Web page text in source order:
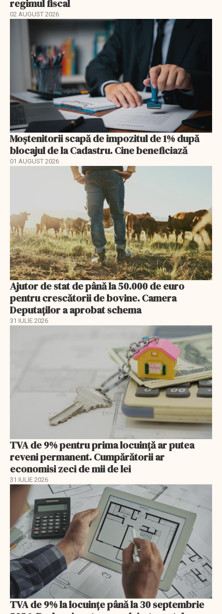
regimul fiscal
02 AUGUST 2026
Moștenitorii scapă de impozitul de 1% după
blocajul de la Cadastru. Cine beneficiază
01 AUGUST 2026
Ajutor de stat de până la 50.000 de euro
pentru crescătorii de bovine. Camera
Deputaților a aprobat schema
31 IULIE 2026
TVA de 9% pentru prima locuință ar putea
reveni permanent. Cumpărătorii ar
economisi zeci de mii de lei
31 IULIE 2026
TVA de 9% la locuințe până la 30 septembrie